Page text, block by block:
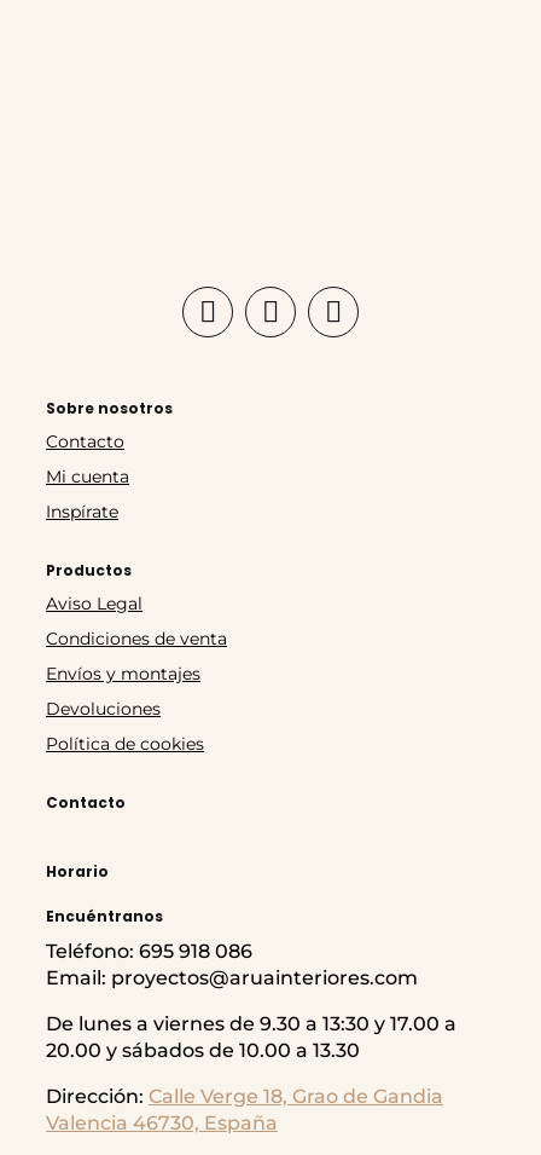
Sobre nosotros
Contacto
Mi cuenta
Inspírate
Productos
Aviso Legal
Condiciones de venta
Envíos y montajes
Devoluciones
Política de cookies
Contacto
Horario
Encuéntranos
Teléfono: 695 918 086
Email: proyectos@aruainteriores.com
De lunes a viernes de 9.30 a 13:30 y 17.00 a
20.00 y sábados de 10.00 a 13.30
Dirección: Calle Verge 18, Grao de Gandia
Valencia 46730, España